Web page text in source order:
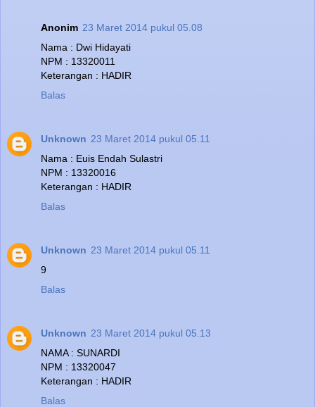
Anonim 23 Maret 2014 pukul 05.08
Nama : Dwi Hidayati
NPM : 13320011
Keterangan : HADIR
Balas
Unknown 23 Maret 2014 pukul 05.11
Nama : Euis Endah Sulastri
NPM : 13320016
Keterangan : HADIR
Balas
Unknown 23 Maret 2014 pukul 05.11
9
Balas
Unknown 23 Maret 2014 pukul 05.13
NAMA : SUNARDI
NPM : 13320047
Keterangan : HADIR
Balas